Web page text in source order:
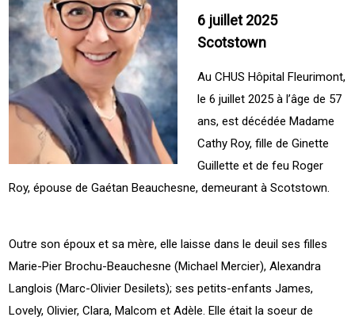
6 juillet 2025
Scotstown
Au CHUS Hôpital Fleurimont,
le 6 juillet 2025 à l’âge de 57
ans, est décédée Madame
Cathy Roy, fille de Ginette
Guillette et de feu Roger
Roy, épouse de Gaétan Beauchesne, demeurant à Scotstown.
Outre son époux et sa mère, elle laisse dans le deuil ses filles
Marie-Pier Brochu-Beauchesne (Michael Mercier), Alexandra
Langlois (Marc-Olivier Desilets); ses petits-enfants James,
Lovely, Olivier, Clara, Malcom et Adèle. Elle était la soeur de